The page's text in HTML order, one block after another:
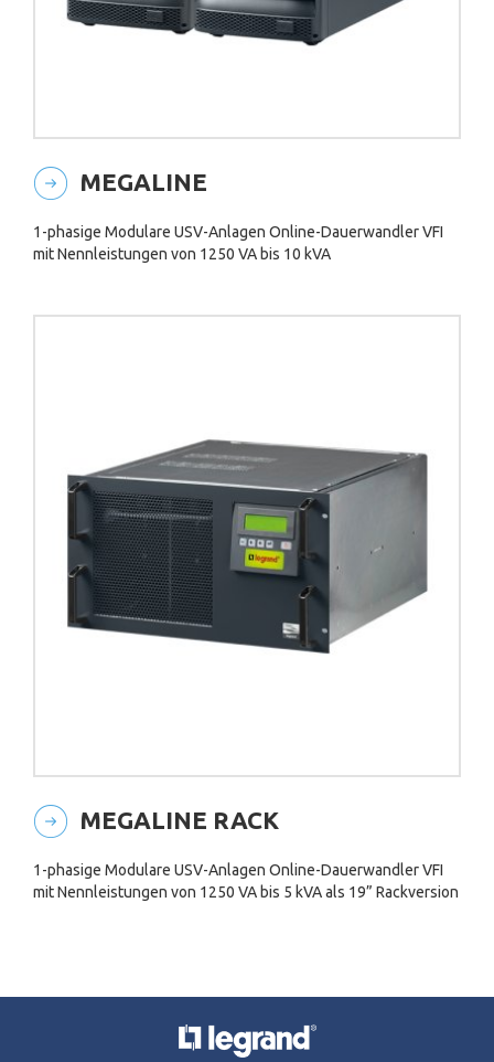
MEGALINE
1-phasige Modulare USV-Anlagen Online-Dauerwandler VFI
mit Nennleistungen von 1250 VA bis 10 kVA
MEGALINE RACK
1-phasige Modulare USV-Anlagen Online-Dauerwandler VFI
mit Nennleistungen von 1250 VA bis 5 kVA als 19” Rackversion